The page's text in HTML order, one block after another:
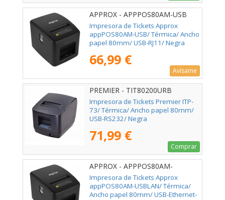
APPROX - APPPOS80AM-USB
Impresora de Tickets Approx
appPOS80AM-USB/ Térmica/ Ancho
papel 80mm/ USB-RJ11/ Negra
66,99 €
Avísame
PREMIER - TIT80200URB
Impresora de Tickets Premier ITP-
73/ Térmica/ Ancho papel 80mm/
USB-RS232/ Negra
71,99 €
Comprar
APPROX - APPPOS80AM-
USBLAN
Impresora de Tickets Approx
appPOS80AM-USBLAN/ Térmica/
Ancho papel 80mm/ USB-Ethernet-